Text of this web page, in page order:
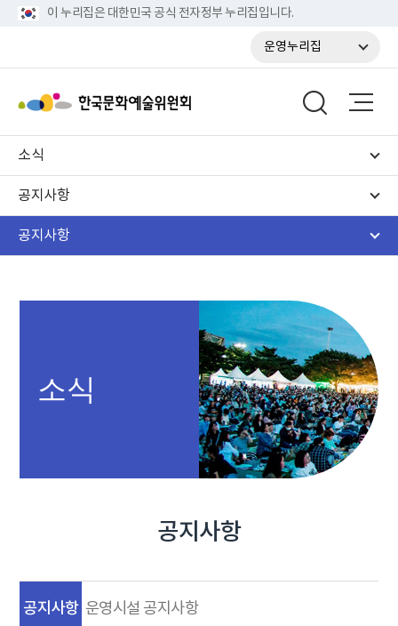
이 누리집은 대한민국 공식 전자정부 누리집입니다.
운영누리집
소식
공지사항
공지사항
소식
공지사항
공지사항 운영시설 공지사항